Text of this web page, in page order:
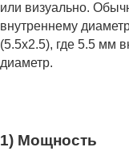
или визуально.
внутреннему
(5.5x2.5), где 5.5 мм
диаметр.
1) Мощность